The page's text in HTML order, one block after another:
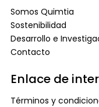
Somos Quimtia
Sostenibilidad
Desarrollo e
Contacto
Enlace de
Términos y